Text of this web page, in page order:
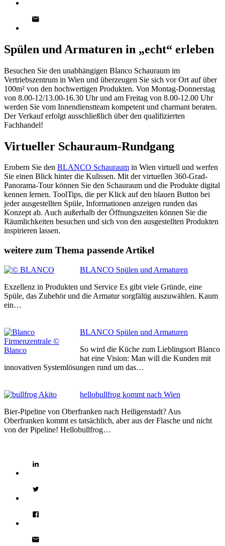
Spülen und Armaturen in „echt“ erleben
Besuchen Sie den unabhängigen Blanco Schauraum im
Vertriebszentrum in Wien und überzeugen Sie sich vor Ort auf über
100m² von den hochwertigen Produkten. Von Montag-Donnerstag
von 8.00-12/13.00-16.30 Uhr und am Freitag von 8.00-12.00 Uhr
werden Sie vom Innendienstteam kompetent und charmant beraten.
Der Verkauf erfolgt ausschließlich über den qualifizierten
Fachhandel!
Virtueller Schauraum-Rundgang
Erobern Sie den BLANCO Schauraum in Wien virtuell und werfen
Sie einen Blick hinter die Kulissen. Mit der virtuellen 360-Grad-
Panorama-Tour können Sie den Schauraum und die Produkte digital
kennen lernen. ToolTips, die per Klick auf den blauen Button bei
jeder ausgestellten Spüle, Informationen anzeigen runden das
Konzept ab. Auch außerhalb der Öffnungszeiten können Sie die
Räumlichkeiten besuchen und sich von den ausgestellten Produkten
inspirieren lassen.
weitere zum Thema passende Artikel
BLANCO Spülen und Armaturen
Exzellenz in Produkten und Service Es gibt viele Gründe, eine
Spüle, das Zubehör und die Armatur sorgfältig auszuwählen. Kaum
ein…
BLANCO Spülen und Armaturen
So wird die Küche zum Lieblingsort Blanco
hat eine Vision: Man will die Kunden mit
innovativen Systemlösungen rund um das…
hellobullfrog kommt nach Wien
Bier-Pipeline von Oberfranken nach Heiligenstadt? Aus
Oberfranken kommt es tatsächlich, aber aus der Flasche und nicht
von der Pipeline! Hellobullfrog…